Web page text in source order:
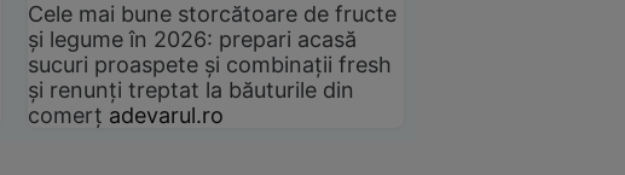
Cele mai bune storcătoare de fructe
și legume în 2026: prepari acasă
sucuri proaspete și combinații fresh
și renunți treptat la băuturile din
comerț adevarul.ro